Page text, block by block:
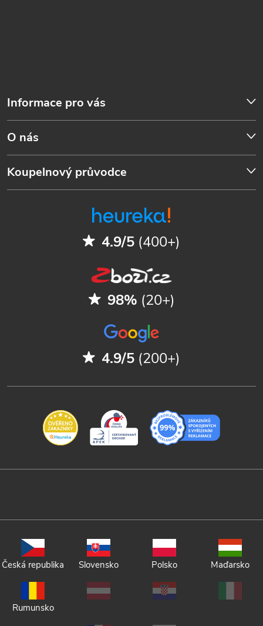
Informace pro vás
O nás
Koupelnový průvodce
4.9/5 (400+)
98% (20+)
4.9/5 (200+)
Česká republika Slovensko Polsko Maďarsko
Rumunsko